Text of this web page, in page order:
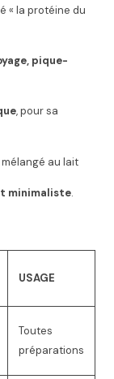
« la protéine du
pique-
, pour sa
au lait
minimaliste.
USAGE
Toutes
préparations